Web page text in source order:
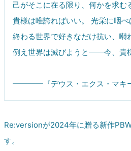
己がそこに在る限り、何かを求む
貴様は唯誇ればいい。 光栄に咽べ
終わる世界で好きなだけ抗い、囀
例え世界は滅びようと――今、貴
――――『デウス・エクス・マキ
Re:versionが2024年に贈る新作
す。